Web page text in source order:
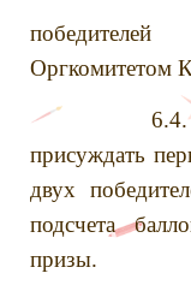
победителей
Оргкомитетом
6.4.
присуждать
двух
подсчета
призы.